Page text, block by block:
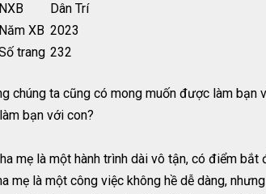
NXB
Dân Trí
Năm XB 2023
trang 232
chúng ta cũng có mong muốn được làm
bạn với con?
mẹ là một hành trình dài vô tận, có điểm
mẹ là một công việc không hề dễ dàng,